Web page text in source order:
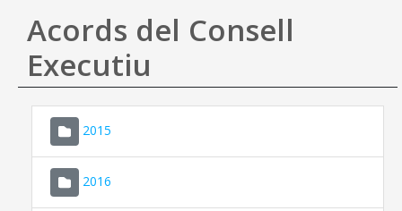
Ajuda
Acords del Consell
Executiu
2015
2016